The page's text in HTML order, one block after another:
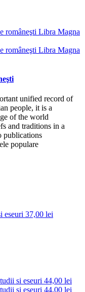
unified record of
people, it is a
of the world
and traditions in a
publications
populare